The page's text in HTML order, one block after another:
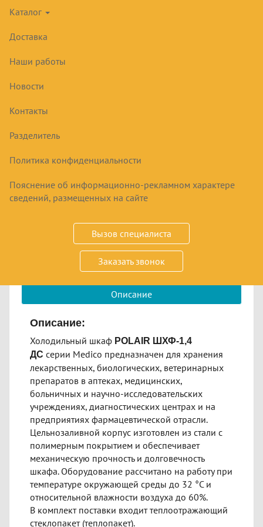
Каталог
Доставка
Наши работы
Новости
Контакты
Разделитель
Политика конфиденциальности
Пояснение об информационно-рекламном характере
сведений, размещенных на сайте
Вызов специалиста
Заказать звонок
ФАРМАЦЕВТИЧЕСКИЙ ШХФ-1,4 ДС
140675
Купить
холодильный; для хранения лекарств; прозрачная
дверь; от 1 до 15 °C; 1400 л; динамическое; 220 В
Описание
Описание:
Холодильный шкаф POLAIR ШХФ-1,4
ДС серии Medico предназначен для хранения
лекарственных, биологических, ветеринарных
препаратов в аптеках, медицинских,
больничных и научно-исследовательских
учреждениях, диагностических центрах и на
предприятиях фармацевтической отрасли.
Цельнозаливной корпус изготовлен из стали с
полимерным покрытием и обеспечивает
механическую прочность и долговечность
шкафа. Оборудование рассчитано на работу при
температуре окружающей среды до 32 °С и
относительной влажности воздуха до 60%.
В комплект поставки входит теплоотражающий
стеклопакет (теплопакет).